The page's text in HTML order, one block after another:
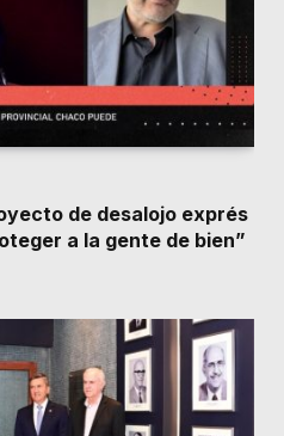
de desalojo exprés
a la gente de bien”